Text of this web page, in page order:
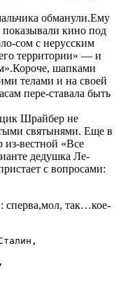
обманули.Ему
кино под
сом с нерусским
территории» — и
шапками
телами и на своей
пере-ставала быть
Шрайбер не
святынями. Еще в
из-вестной «Все
дедушка Ле-
с вопросами:
сперва,мол, так…кое-